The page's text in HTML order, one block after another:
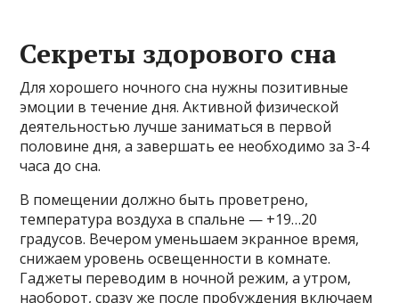
Секреты здорового сна
Для хорошего ночного сна нужны позитивные
эмоции в течение дня. Активной физической
деятельностью лучше заниматься в первой
половине дня, а завершать ее необходимо за 3-4
часа до сна.
В помещении должно быть проветрено,
температура воздуха в спальне — +19…20
градусов. Вечером уменьшаем экранное время,
снижаем уровень освещенности в комнате.
Гаджеты переводим в ночной режим, а утром,
наоборот, сразу же после пробуждения включаем